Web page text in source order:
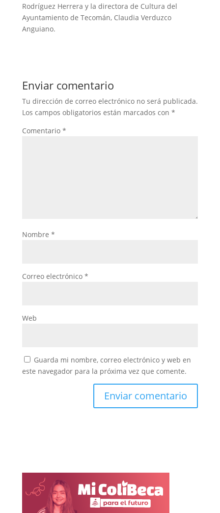
Rodríguez Herrera y la directora de Cultura del
Ayuntamiento de Tecomán, Claudia Verduzco
Anguiano.
Enviar comentario
Tu dirección de correo electrónico no será publicada.
Los campos obligatorios están marcados con *
Comentario *
Nombre *
Correo electrónico *
Web
Guarda mi nombre, correo electrónico y web en
este navegador para la próxima vez que comente.